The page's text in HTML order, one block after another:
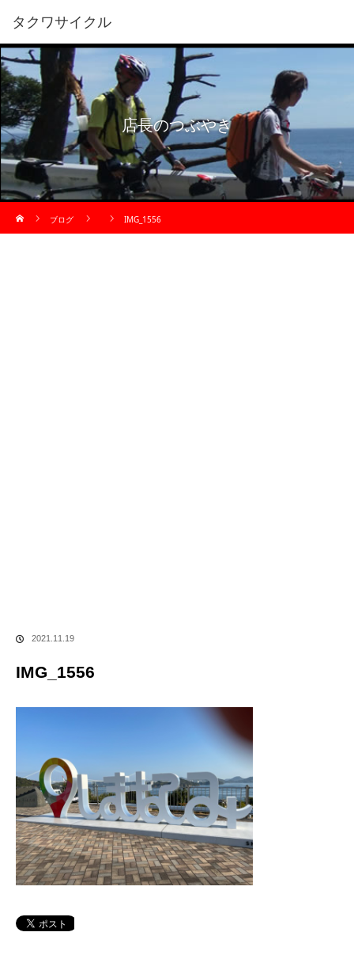
タクワサイクル
店長のつぶやき
ブログ
IMG_1556
2021.11.19
IMG_1556